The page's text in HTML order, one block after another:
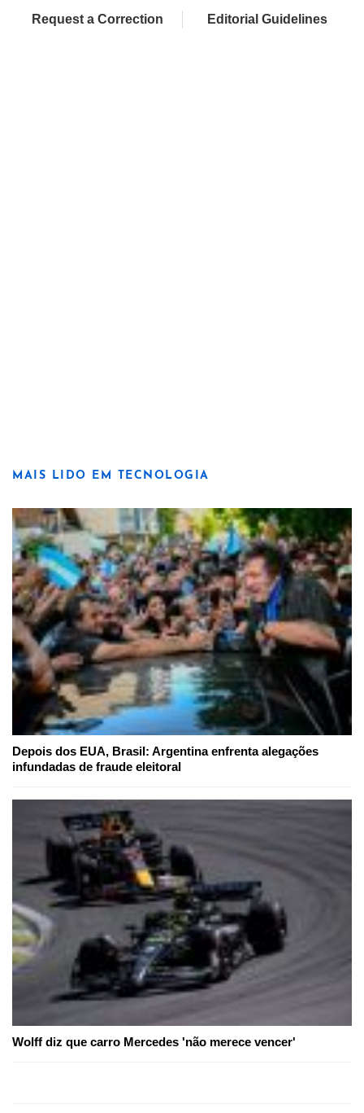
Request a Correction Editorial Guidelines
MAIS LIDO EM TECNOLOGIA
Depois dos EUA, Brasil: Argentina enfrenta alegações
infundadas de fraude eleitoral
Wolff diz que carro Mercedes 'não merece vencer'